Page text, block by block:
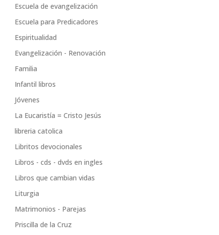
Escuela de evangelización
Escuela para Predicadores
Espiritualidad
Evangelización - Renovación
Familia
Infantil libros
Jóvenes
La Eucaristía = Cristo Jesús
libreria catolica
Libritos devocionales
Libros - cds - dvds en ingles
Libros que cambian vidas
Liturgia
Matrimonios - Parejas
Priscilla de la Cruz